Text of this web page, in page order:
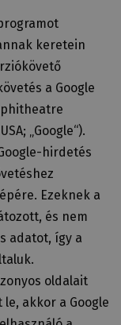
keretein
a Google
„Google“).
hirdetés
Ezeknek a
és nem
adatot, így a
oldalait
akkor a Google